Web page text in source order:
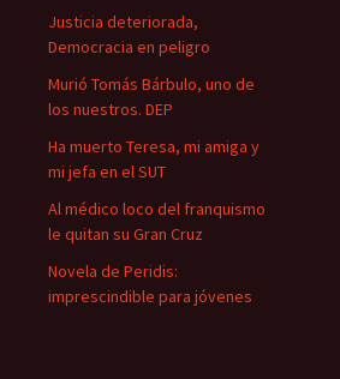
Justicia deteriorada,
Democracia en peligro
Murió Tomás Bárbulo, uno de
los nuestros. DEP
Ha muerto Teresa, mi amiga y
mi jefa en el SUT
Al médico loco del franquismo
le quitan su Gran Cruz
Novela de Peridis:
imprescindible para jóvenes